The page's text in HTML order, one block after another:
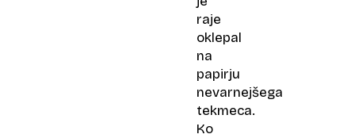
raje
oklepal
na
papirju
nevarnejšega
tekmeca.
Ko